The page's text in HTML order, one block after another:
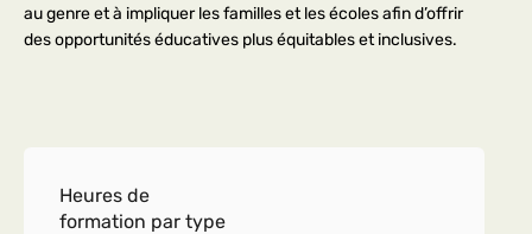
au genre et à impliquer les familles et les écoles afin d’offrir
des opportunités éducatives plus équitables et inclusives.
Heures de
formation par type